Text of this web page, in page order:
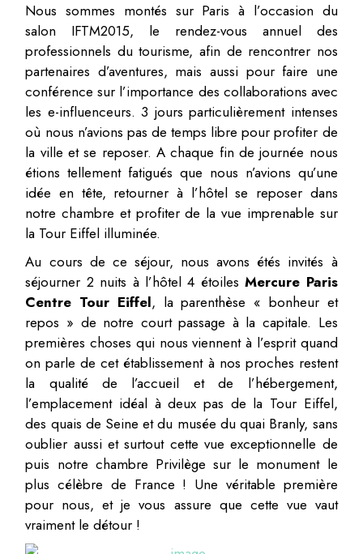
Nous sommes montés sur Paris à l’occasion du
salon IFTM2015, le rendez-vous annuel des
professionnels du tourisme, afin de rencontrer nos
partenaires d’aventures, mais aussi pour faire une
conférence sur l’importance des collaborations avec
les e-influenceurs. 3 jours particulièrement intenses
où nous n’avions pas de temps libre pour profiter de
la ville et se reposer. A chaque fin de journée nous
étions tellement fatigués que nous n’avions qu’une
idée en tête, retourner à l’hôtel se reposer dans
notre chambre et profiter de la vue imprenable sur
la Tour Eiffel illuminée.
Au cours de ce séjour, nous avons étés invités à
séjourner 2 nuits à l’hôtel 4 étoilesMercure Paris
Centre Tour Eiffel, la parenthèse « bonheur et
repos » de notre court passage à la capitale. Les
premières choses qui nous viennent à l’esprit quand
on parle de cet établissement à nos proches restent
la qualité de l’accueil et de l’hébergement,
l’emplacement idéal à deux pas de la Tour Eiffel,
des quais de Seine et du musée du quai Branly, sans
oublier aussi et surtout cette vue exceptionnelle de
puis notre chambre Privilège sur le monument le
plus célèbre de France ! Une véritable première
pour nous, et je vous assure que cette vue vaut
vraiment le détour !